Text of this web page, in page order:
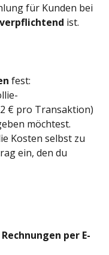
für Kunden bei
ist.
fest:
€ pro Transaktion)
möchtest.
Kosten selbst zu
ein, den du
per E-